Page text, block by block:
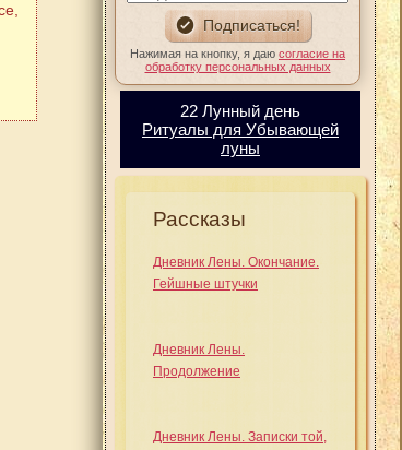
Нажимая на кнопку, я даю согласие на
обработку персональных данных
22 Лунный день
Ритуалы для Убывающей
луны
Рассказы
Дневник Лены. Окончание.
Гейшные штучки
Дневник Лены.
Продолжение
Дневник Лены. Записки той,